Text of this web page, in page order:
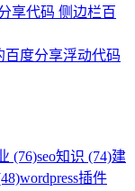
享代码 侧边栏百
百度分享浮动代码
(76)seo知识 (74)建
wordpress插件